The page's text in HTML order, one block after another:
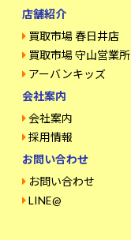
店舗紹介
買取市場 春日井店
買取市場 守山営業所
アーバンキッズ
会社案内
会社案内
採用情報
お問い合わせ
お問い合わせ
LINE@